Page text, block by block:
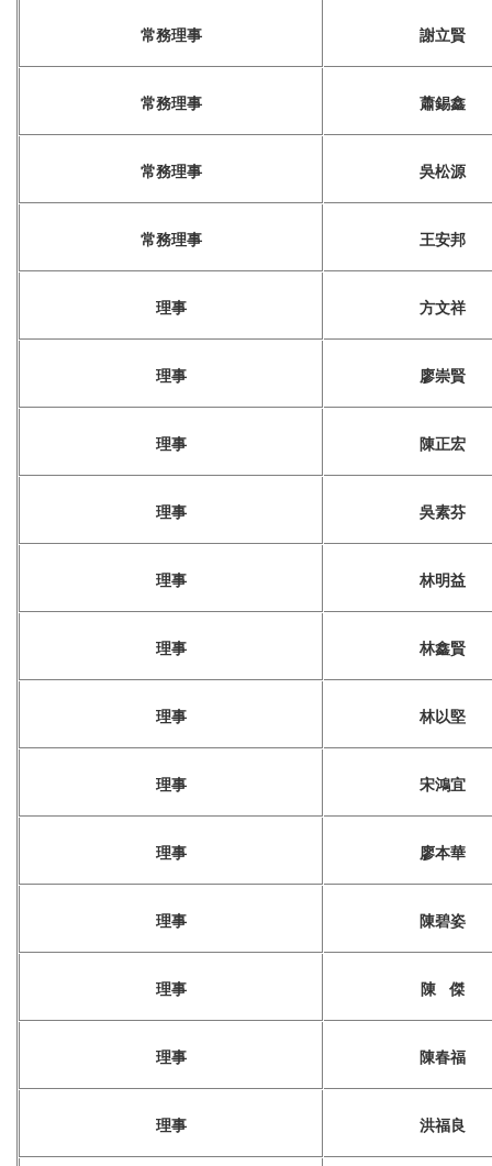
常務理事 謝立賢
常務理事 蕭錫鑫
常務理事 吳松源
常務理事 王安邦
理事 方文祥
理事 廖崇賢
理事 陳正宏
理事 吳素芬
理事 林明益
理事 林鑫賢
理事 林以堅
理事 宋鴻宜
理事 廖本華
理事 陳碧姿
理事 陳 傑
理事 陳春福
理事 洪福良